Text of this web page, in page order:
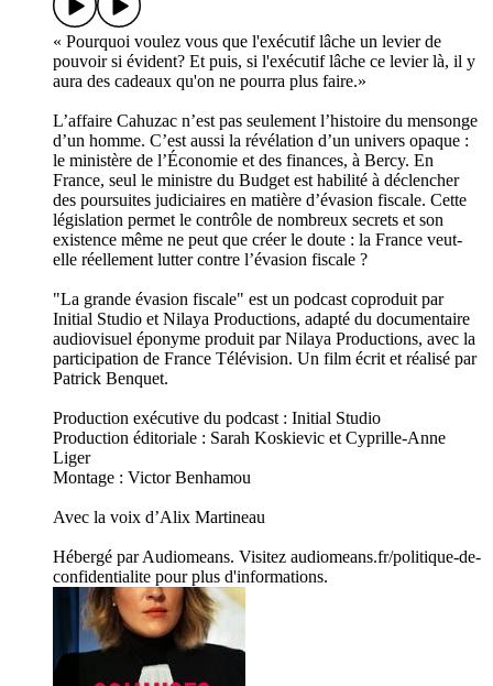
« Pourquoi voulez vous que l'exécutif lâche un levier de
pouvoir si évident? Et puis, si l'exécutif lâche ce levier là, il y
aura des cadeaux qu'on ne pourra plus faire.»
L’affaire Cahuzac n’est pas seulement l’histoire du mensonge
d’un homme. C’est aussi la révélation d’un univers opaque :
le ministère de l’Économie et des finances, à Bercy. En
France, seul le ministre du Budget est habilité à déclencher
des poursuites judiciaires en matière d’évasion fiscale. Cette
législation permet le contrôle de nombreux secrets et son
existence même ne peut que créer le doute : la France veut-
elle réellement lutter contre l’évasion fiscale ?
"La grande évasion fiscale" est un podcast coproduit par
Initial Studio et Nilaya Productions, adapté du documentaire
audiovisuel éponyme produit par Nilaya Productions, avec la
participation de France Télévision. Un film écrit et réalisé par
Patrick Benquet.
Production exécutive du podcast : Initial Studio
Production éditoriale : Sarah Koskievic et Cyprille-Anne
Liger
Montage : Victor Benhamou
Avec la voix d’Alix Martineau
Hébergé par Audiomeans. Visitez audiomeans.fr/politique-de-
confidentialite pour plus d'informations.